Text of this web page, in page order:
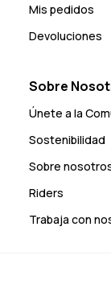
Mis pedidos
Devoluciones
Sobre
Únete a la
Sostenibilidad
Sobre
Riders
Trabaja con